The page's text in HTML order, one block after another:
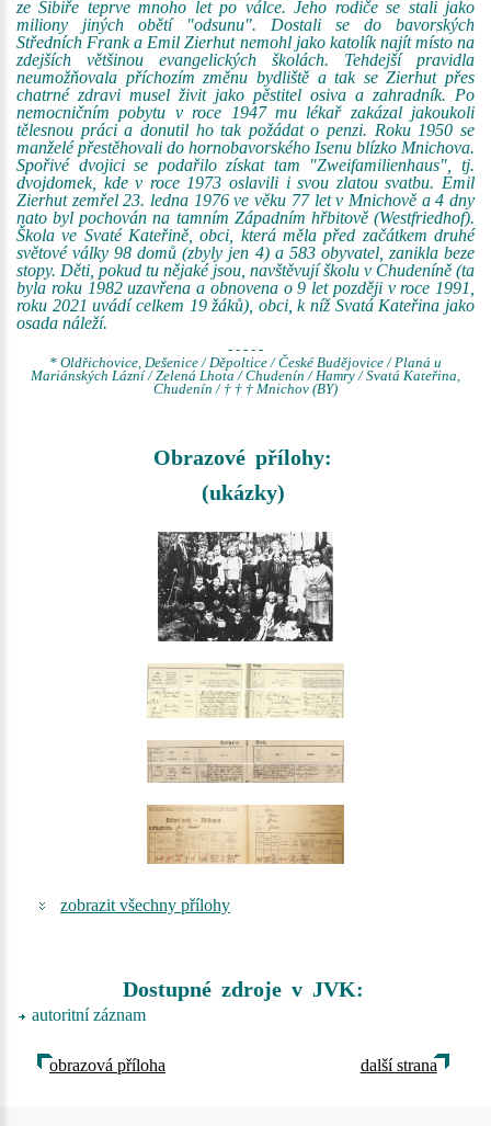
ze Sibiře teprve mnoho let po válce. Jeho rodiče se stali jako
miliony jiných obětí "odsunu". Dostali se do bavorských
Středních Frank a Emil Zierhut nemohl jako katolík najít místo na
zdejších většinou evangelických školách. Tehdejší pravidla
neumožňovala příchozím změnu bydliště a tak se Zierhut přes
chatrné zdravi musel živit jako pěstitel osiva a zahradník. Po
nemocničním pobytu v roce 1947 mu lékař zakázal jakoukoli
tělesnou práci a donutil ho tak požádat o penzi. Roku 1950 se
manželé přestěhovali do hornobavorského Isenu blízko Mnichova.
Spořivé dvojici se podařilo získat tam "Zweifamilienhaus", tj.
dvojdomek, kde v roce 1973 oslavili i svou zlatou svatbu. Emil
Zierhut zemřel 23. ledna 1976 ve věku 77 let v Mnichově a 4 dny
nato byl pochován na tamním Západním hřbitově (Westfriedhof).
Škola ve Svaté Kateřině, obci, která měla před začátkem druhé
světové války 98 domů (zbyly jen 4) a 583 obyvatel, zanikla beze
stopy. Děti, pokud tu nějaké jsou, navštěvují školu v Chudeníně (ta
byla roku 1982 uzavřena a obnovena o 9 let později v roce 1991,
roku 2021 uvádí celkem 19 žáků), obci, k níž Svatá Kateřina jako
osada náleží.
- - - - -
* Oldřichovice, Dešenice / Děpoltice / České Budějovice / Planá u
Mariánských Lázní / Zelená Lhota / Chudenín / Hamry / Svatá Kateřina,
Chudenín / † † † Mnichov (BY)
Obrazové přílohy:
(ukázky)
zobrazit všechny přílohy
Dostupné zdroje v JVK:
autoritní záznam
obrazová příloha další strana